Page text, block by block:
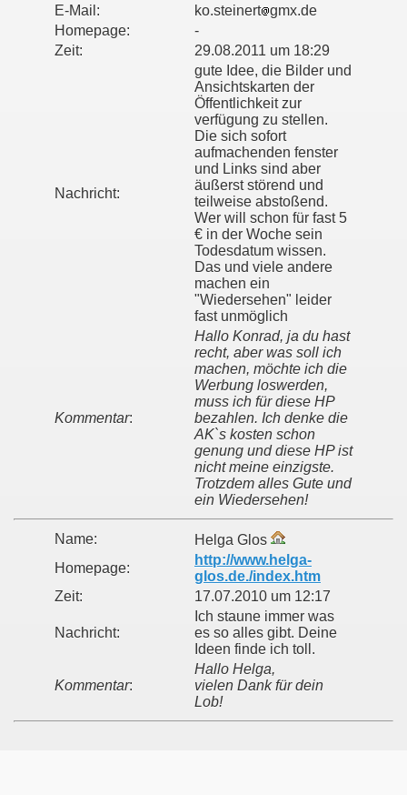
E-Mail:
ko.steinert gmx.de
Homepage:
-
Zeit:
29.08.2011 um 18:29
Nachricht:
gute Idee, die Bilder und
Ansichtskarten der
Öffentlichkeit zur
verfügung zu stellen.
Die sich sofort
aufmachenden fenster
und Links sind aber
äußerst störend und
teilweise abstoßend.
Wer will schon für fast 5
€ in der Woche sein
Todesdatum wissen.
Das und viele andere
machen ein
"Wiedersehen" leider
fast unmöglich
Kommentar:
Hallo Konrad, ja du hast
recht, aber was soll ich
machen, möchte ich die
Werbung loswerden,
muss ich für diese HP
bezahlen. Ich denke die
AK`s kosten schon
genung und diese HP ist
nicht meine einzigste.
Trotzdem alles Gute und
ein Wiedersehen!
Name:
Helga Glos
Homepage:
http://www.helga-
glos.de./index.htm
Zeit:
17.07.2010 um 12:17
Nachricht:
Ich staune immer was
es so alles gibt. Deine
Ideen finde ich toll.
Kommentar:
Hallo Helga,
vielen Dank für dein
Lob!